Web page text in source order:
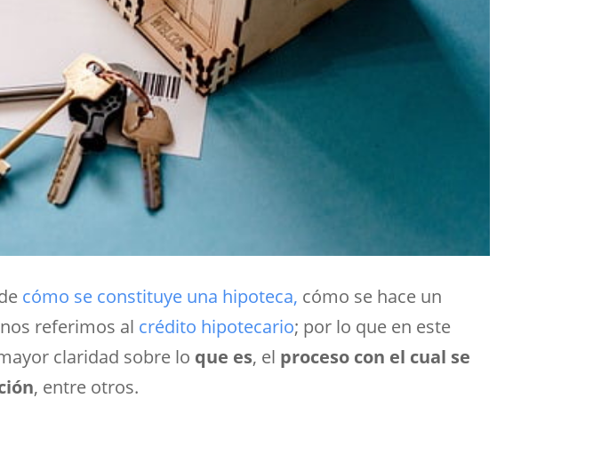
cómo se constituye una hipoteca, cómo se hace un
referimos al crédito hipotecario; por lo que en este
claridad sobre lo que es, el proceso con el cual se
, entre otros.